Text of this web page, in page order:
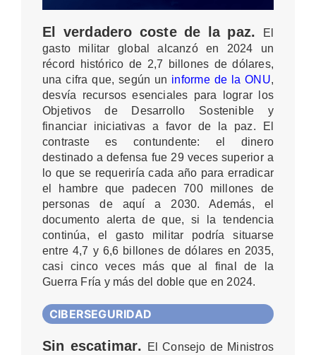
El verdadero coste de la paz.
El
gasto militar global alcanzó en 2024 un
récord histórico de 2,7 billones de dólares,
una cifra que, según un informe de la ONU,
desvía recursos esenciales para lograr los
Objetivos de Desarrollo Sostenible y
financiar iniciativas a favor de la paz. El
contraste es contundente: el dinero
destinado a defensa fue 29 veces superior a
lo que se requeriría cada año para erradicar
el hambre que padecen 700 millones de
personas de aquí a 2030. Además, el
documento alerta de que, si la tendencia
continúa, el gasto militar podría situarse
entre 4,7 y 6,6 billones de dólares en 2035,
casi cinco veces más que al final de la
Guerra Fría y más del doble que en 2024.
CIBERSEGURIDAD
Sin escatimar.
El Consejo de Ministros